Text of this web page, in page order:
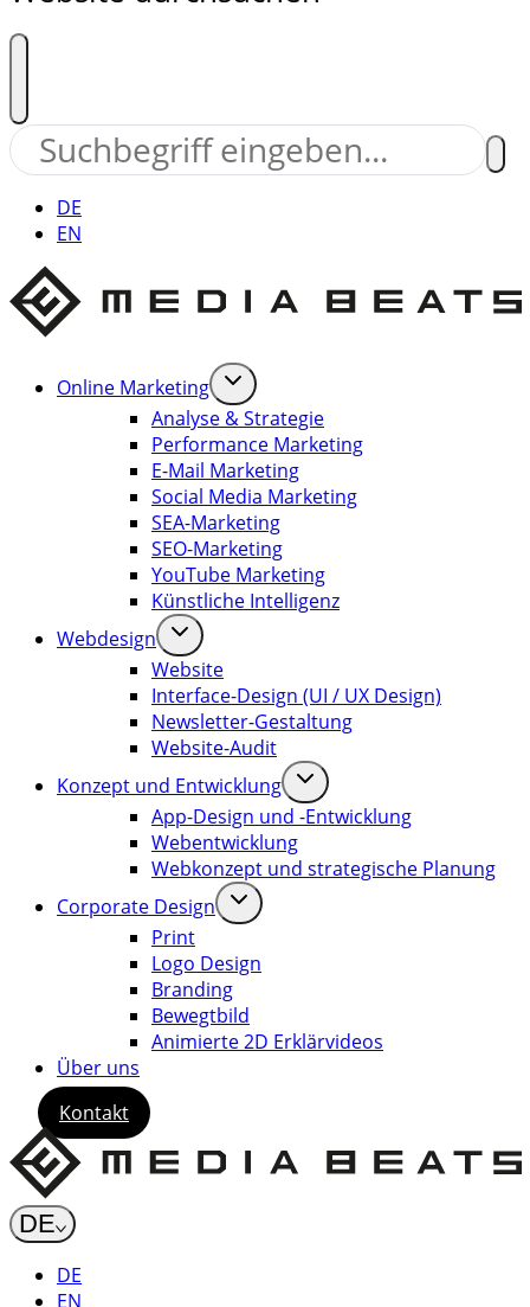
DE
EN
Online Marketing
Analyse & Strategie
Performance Marketing
E-Mail Marketing
Social Media Marketing
SEA-Marketing
SEO-Marketing
YouTube Marketing
Künstliche Intelligenz
Webdesign
Website
Interface-Design (UI / UX Design)
Newsletter-Gestaltung
Website-Audit
Konzept und Entwicklung
App-Design und -Entwicklung
Webentwicklung
Webkonzept und strategische Planung
Corporate Design
Print
Logo Design
Branding
Bewegtbild
Animierte 2D Erklärvideos
Über uns
Kontakt
DE
DE
EN